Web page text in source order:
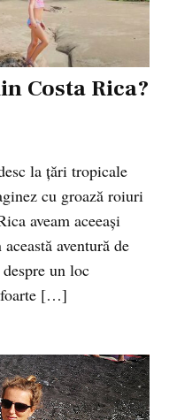
Costa Rica?
la țări tropicale
cu groază roiuri
aveam aceeași
aventură de
un loc
foarte […]